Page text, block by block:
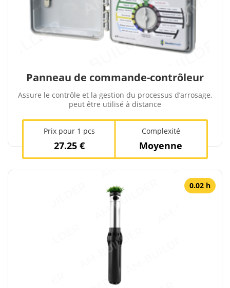
Panneau de commande-contrôleur
Assure le contrôle et la gestion du processus d’arrosage,
peut être utilisé à distance
Prix ​​pour 1 pcs
27.25 €
Complexité
Moyenne
0.02 h